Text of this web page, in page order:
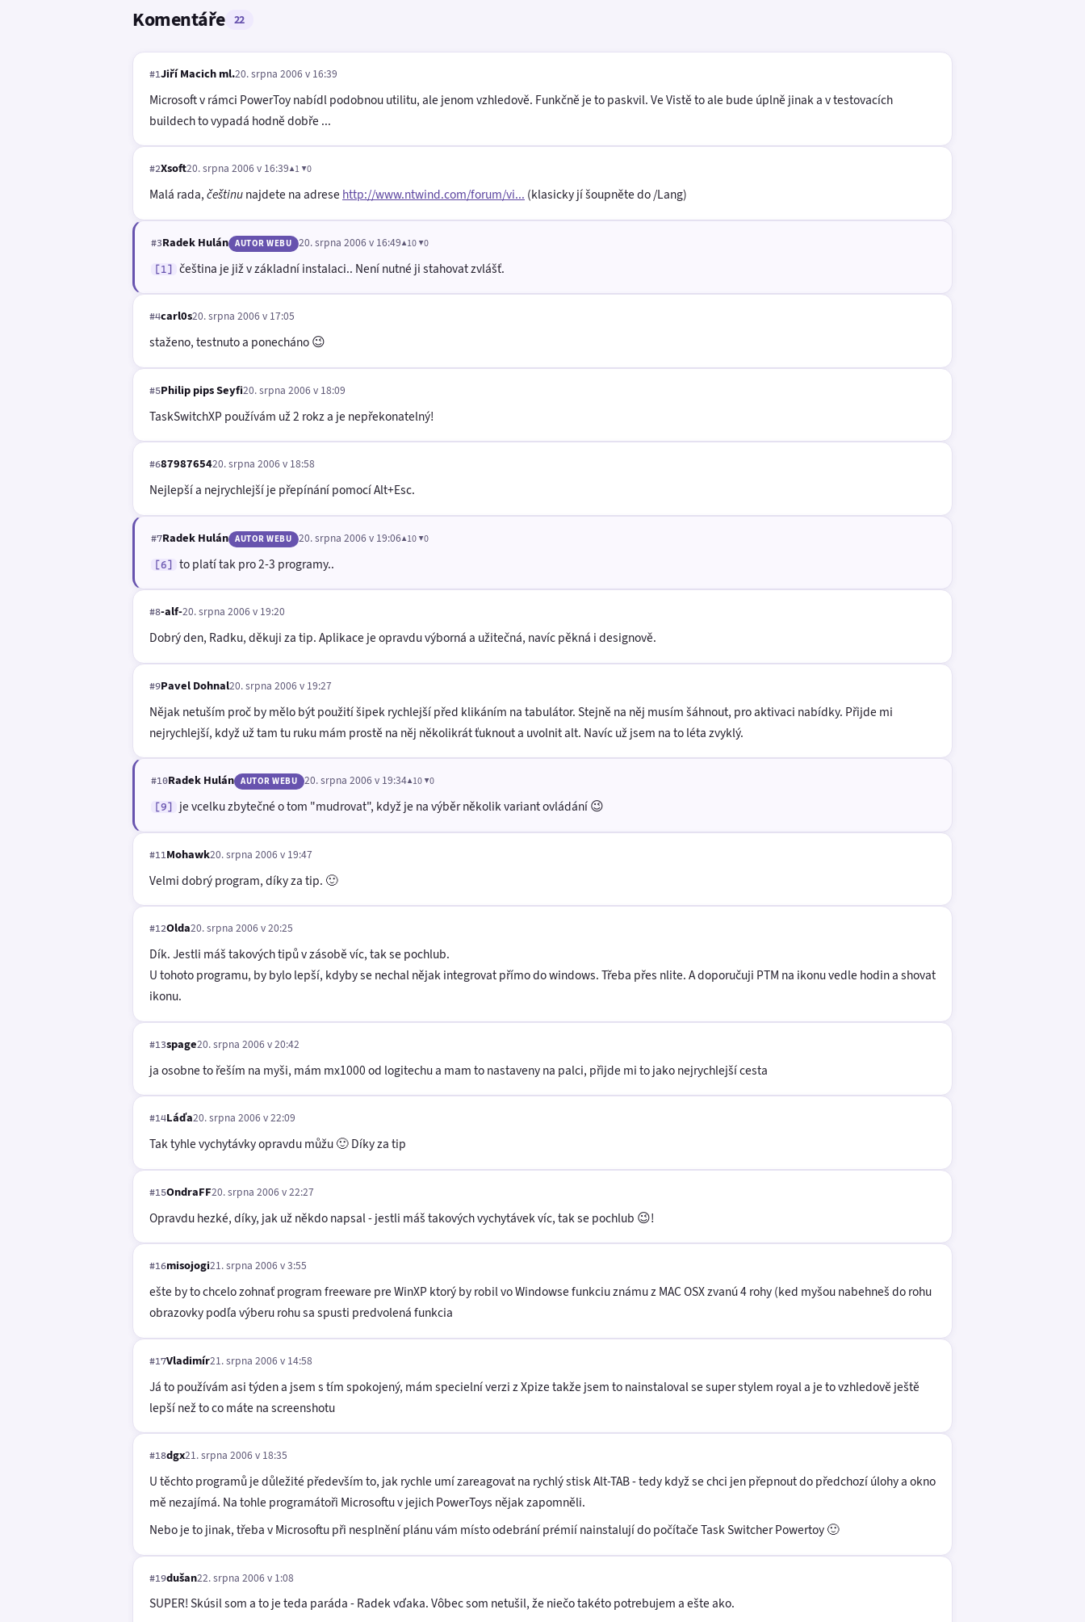
Komentáře 22
#1Jiří Macich ml.20. srpna 2006 v 16:39
Microsoft v rámci PowerToy nabídl podobnou utilitu, ale jenom vzhledově. Funkčně je to paskvil. Ve Vistě to ale bude úplně jinak a v testovacích
buildech to vypadá hodně dobře ...
#2Xsoft20. srpna 2006 v 16:39▲1 ▼0
Malá rada,češtinunajdete na adrese http://www.ntwind.com/forum/vi... (klasicky jí šoupněte do /Lang)
#3Radek Hulán AUTOR WEBU 20. srpna 2006 v 16:49▲10 ▼0
[1] čeština je již v základní instalaci.. Není nutné ji stahovat zvlášť.
#4carl0s20. srpna 2006 v 17:05
staženo, testnuto a ponecháno 😉
#5Philip pips Seyfi20. srpna 2006 v 18:09
TaskSwitchXP používám už 2 rokz a je nepřekonatelný!
#68798765420. srpna 2006 v 18:58
Nejlepší a nejrychlejší je přepínání pomocí Alt+Esc.
#7Radek Hulán AUTOR WEBU 20. srpna 2006 v 19:06▲10 ▼0
[6] to platí tak pro 2-3 programy..
#8-alf-20. srpna 2006 v 19:20
Dobrý den, Radku, děkuji za tip. Aplikace je opravdu výborná a užitečná, navíc pěkná i designově.
#9Pavel Dohnal20. srpna 2006 v 19:27
Nějak netuším proč by mělo být použití šipek rychlejší před klikáním na tabulátor. Stejně na něj musím šáhnout, pro aktivaci nabídky. Přijde mi
nejrychlejší, když už tam tu ruku mám prostě na něj několikrát ťuknout a uvolnit alt. Navíc už jsem na to léta zvyklý.
#10Radek Hulán AUTOR WEBU 20. srpna 2006 v 19:34▲10 ▼0
[9] je vcelku zbytečné o tom "mudrovat", když je na výběr několik variant ovládání 😉
#11Mohawk20. srpna 2006 v 19:47
Velmi dobrý program, díky za tip. 🙂
#12Olda20. srpna 2006 v 20:25
Dík. Jestli máš takových tipů v zásobě víc, tak se pochlub.
U tohoto programu, by bylo lepší, kdyby se nechal nějak integrovat přímo do windows. Třeba přes nlite. A doporučuji PTM na ikonu vedle hodin a shovat
ikonu.
#13spage20. srpna 2006 v 20:42
ja osobne to řeším na myši, mám mx1000 od logitechu a mam to nastaveny na palci, přijde mi to jako nejrychlejší cesta
#14Láďa20. srpna 2006 v 22:09
Tak tyhle vychytávky opravdu můžu 🙂 Díky za tip
#15OndraFF20. srpna 2006 v 22:27
Opravdu hezké, díky, jak už někdo napsal - jestli máš takových vychytávek víc, tak se pochlub 😉!
#16misojogi21. srpna 2006 v 3:55
ešte by to chcelo zohnať program freeware pre WinXP ktorý by robil vo Windowse funkciu známu z MAC OSX zvanú 4 rohy (ked myšou nabehneš do rohu
obrazovky podľa výberu rohu sa spusti predvolená funkcia
#17Vladimír21. srpna 2006 v 14:58
Já to používám asi týden a jsem s tím spokojený, mám specielní verzi z Xpize takže jsem to nainstaloval se super stylem royal a je to vzhledově ještě
lepší než to co máte na screenshotu
#18dgx21. srpna 2006 v 18:35
U těchto programů je důležité především to, jak rychle umí zareagovat na rychlý stisk Alt-TAB - tedy když se chci jen přepnout do předchozí úlohy a okno
mě nezajímá. Na tohle programátoři Microsoftu v jejich PowerToys nějak zapomněli.
Nebo je to jinak, třeba v Microsoftu při nesplnění plánu vám místo odebrání prémií nainstalují do počítače Task Switcher Powertoy 🙂
#19dušan22. srpna 2006 v 1:08
SUPER! Skúsil som a to je teda paráda - Radek vďaka. Vôbec som netušil, že niečo takéto potrebujem a ešte ako.